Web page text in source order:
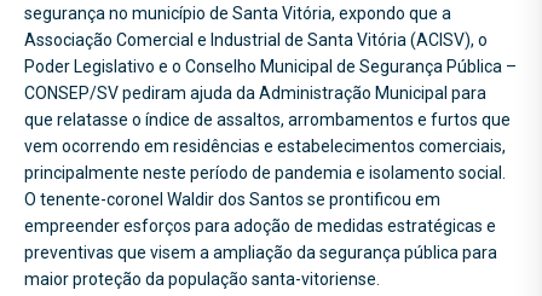
segurança no município de Santa Vitória, expondo que a
Associação Comercial e Industrial de Santa Vitória (ACISV), o
Poder Legislativo e o Conselho Municipal de Segurança Pública –
CONSEP/SV pediram ajuda da Administração Municipal para
que relatasse o índice de assaltos, arrombamentos e furtos que
vem ocorrendo em residências e estabelecimentos comerciais,
principalmente neste período de pandemia e isolamento social.
O tenente-coronel Waldir dos Santos se prontificou em
empreender esforços para adoção de medidas estratégicas e
preventivas que visem a ampliação da segurança pública para
maior proteção da população santa-vitoriense.